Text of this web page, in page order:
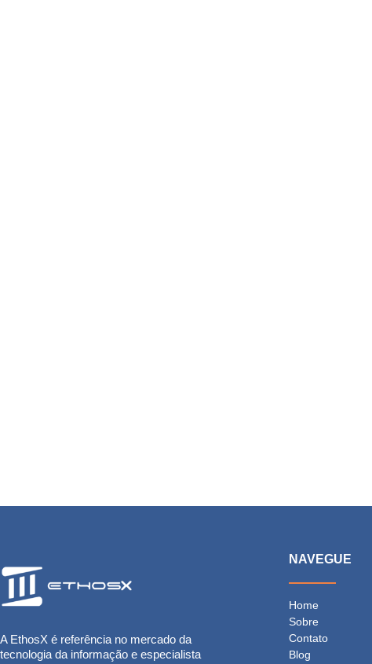
A EthosX é referência no mercado da
tecnologia da informação e especialista
NAVEGUE
Home
Sobre
Contato
Blog